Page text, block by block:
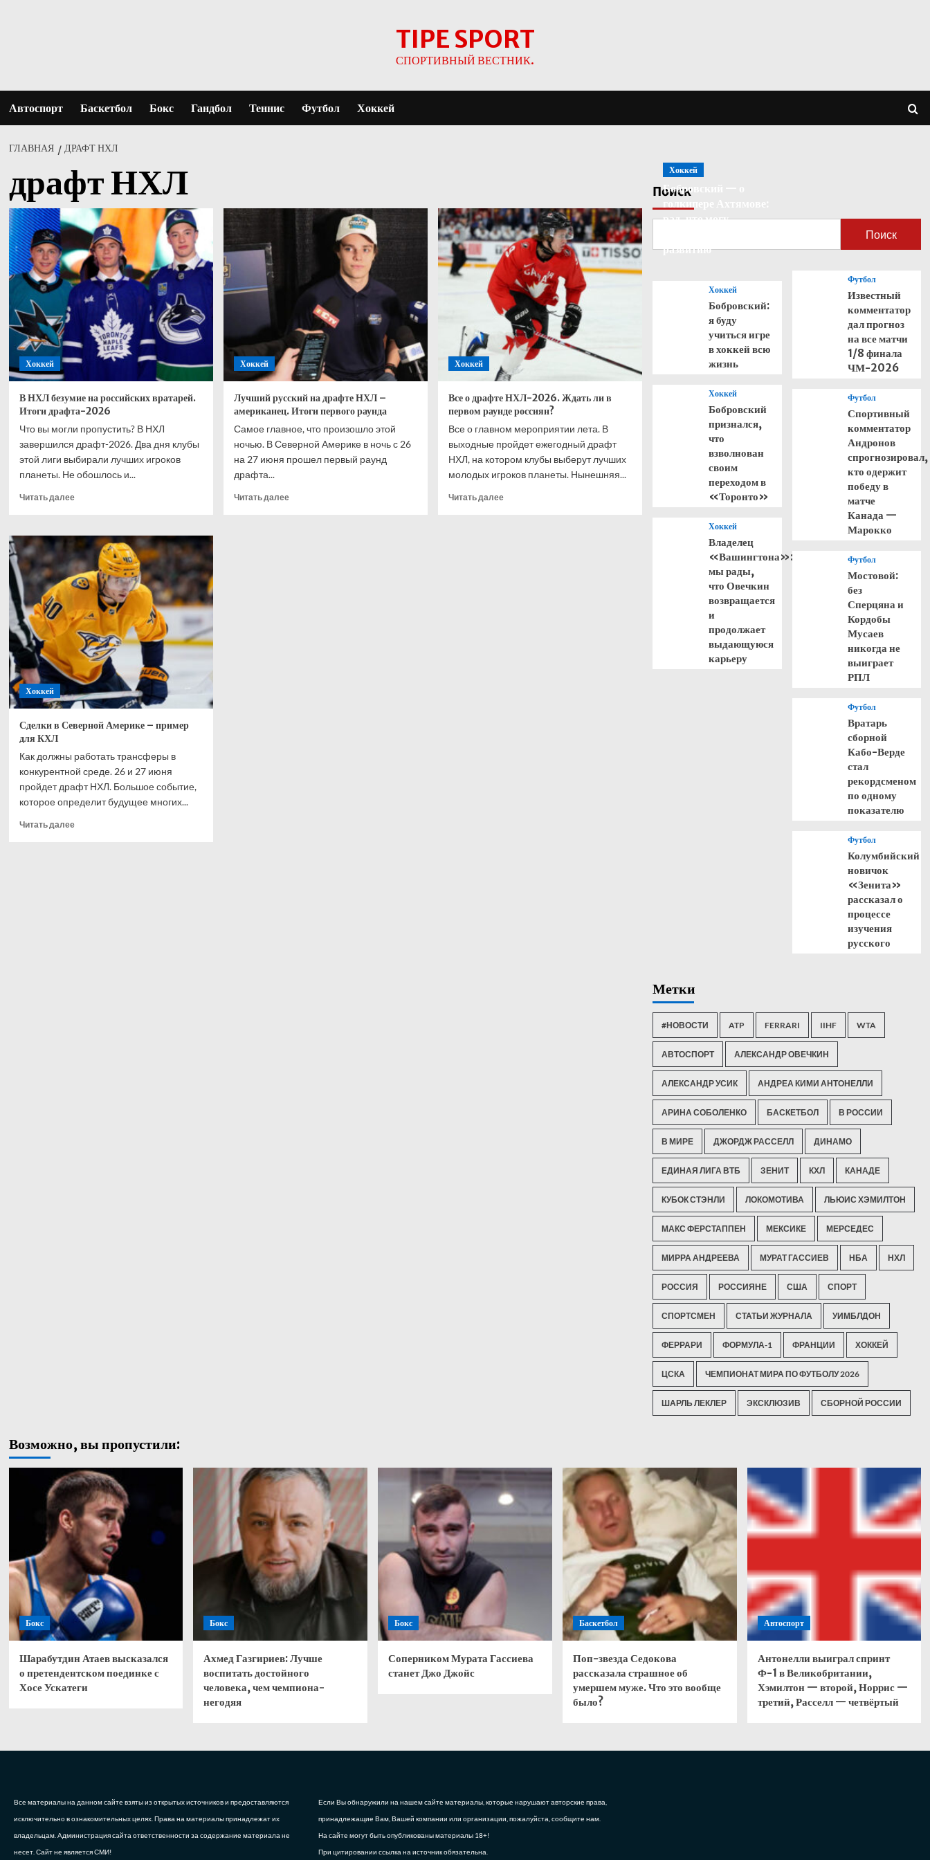
TIPE SPORT
СПОРТИВНЫЙ ВЕСТНИК.
Автоспорт Баскетбол Бокс Гандбол Теннис Футбол Хоккей
ГЛАВНАЯ ДРАФТ НХЛ
драфт НХЛ
Хоккей
В НХЛ безумие на российских вратарей.
Итоги драфта-2026
Что вы могли пропустить? В НХЛ
завершился драфт-2026. Два дня клубы
этой лиги выбирали лучших игроков
планеты. Не обошлось и...
Читать далееПрочитать
В
НХЛ
безумие
на
российских
вратарей.
Итоги
драфта-2026
Хоккей
Лучший русский на драфте НХЛ –
американец. Итоги первого раунда
Самое главное, что произошло этой
ночью. В Северной Америке в ночь с 26
на 27 июня прошел первый раунд
драфта...
Читать далееПрочитать
Хоккей
Все о драфте НХЛ-2026. Ждать ли в
первом раунде россиян?
Все о главном мероприятии лета. В
выходные пройдет ежегодный драфт
НХЛ, на котором клубы выберут лучших
молодых игроков планеты. Нынешняя...
Читать далееПрочитать
Хоккей
Сделки в Северной Америке – пример
для КХЛ
Как должны работать трансферы в
конкурентной среде. 26 и 27 июня
пройдет драфт НХЛ. Большое событие,
которое определит будущее многих...
Читать далееПрочитать
Поиск
Поиск
Хоккей
Бобровский — о
рад, что могу
развитию
Хоккей
Бобровский:
я буду
учиться игре
в хоккей всю
жизнь
Хоккей
Бобровский
признался,
что
взволнован
своим
переходом в
«Торонто»
Хоккей
Владелец
«Вашингтона»:
мы рады,
что Овечкин
возвращается
и
продолжает
выдающуюся
карьеру
Футбол
Известный
комментатор
дал прогноз
на все матчи
1/8 финала
ЧМ-2026
Футбол
Спортивный
комментатор
Андронов
спрогнозировал,
кто одержит
победу в
матче
Канада —
Марокко
Футбол
Мостовой:
без
Сперцяна и
Кордобы
Мусаев
никогда не
выиграет
РПЛ
Футбол
Вратарь
сборной
Кабо-Верде
стал
рекордсменом
по одному
показателю
Футбол
Колумбийский
новичок
«Зенита»
рассказал о
процессе
изучения
русского
Метки
#НОВОСТИ ATP FERRARI IIHF WTA
АВТОСПОРТ АЛЕКСАНДР ОВЕЧКИН
АЛЕКСАНДР УСИК АНДРЕА КИМИ АНТОНЕЛЛИ
АРИНА СОБОЛЕНКО БАСКЕТБОЛ В РОССИИ
В МИРЕ ДЖОРДЖ РАССЕЛЛ ДИНАМО
ЕДИНАЯ ЛИГА ВТБ ЗЕНИТ КХЛ КАНАДЕ
КУБОК СТЭНЛИ ЛОКОМОТИВА ЛЬЮИС ХЭМИЛТОН
МАКС ФЕРСТАППЕН МЕКСИКЕ МЕРСЕДЕС
МИРРА АНДРЕЕВА МУРАТ ГАССИЕВ НБА НХЛ
РОССИЯ РОССИЯНЕ США СПОРТ
СПОРТСМЕН СТАТЬИ ЖУРНАЛА УИМБЛДОН
ФЕРРАРИ ФОРМУЛА-1 ФРАНЦИИ ХОККЕЙ
ЦСКА ЧЕМПИОНАТ МИРА ПО ФУТБОЛУ 2026
ШАРЛЬ ЛЕКЛЕР ЭКСКЛЮЗИВ СБОРНОЙ РОССИИ
Возможно, вы пропустили:
Бокс
Шарабутдин Атаев высказался
о претендентском поединке с
Хосе Ускатеги
Бокс
Ахмед Газгириев: Лучше
воспитать достойного
человека, чем чемпиона-
негодяя
Бокс
Соперником Мурата Гассиева
станет Джо Джойс
Баскетбол
Поп-звезда Седокова
рассказала страшное об
умершем муже. Что это вообще
было?
Автоспорт
Антонелли выиграл спринт
Ф-1 в Великобритании,
Хэмилтон — второй, Норрис —
третий, Расселл — четвёртый
Все материалы на данном сайте взяты из открытых источников и предоставляются
исключительно в ознакомительных целях. Права на материалы принадлежат их
владельцам. Администрация сайта ответственности за содержание материала не
несет. Сайт не является СМИ!
Если Вы обнаружили на нашем сайте материалы, которые нарушают авторские права,
принадлежащие Вам, Вашей компании или организации, пожалуйста, сообщите нам.
На сайте могут быть опубликованы материалы 18+!
При цитировании ссылка на источник обязательна.